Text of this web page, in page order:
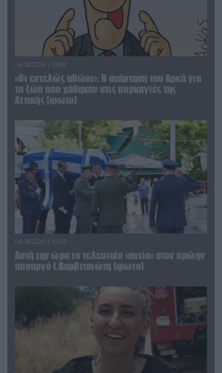
06.08.2026 | 09:03
«Οι εντελώς αθώοι»: Η ανάρτηση του Αρκά για
τα ζώα που χάθηκαν στις πυρκαγιές της
Αττικής (φωτο)
04.08.2026 | 15:02
Αυτή την ώρα το τελευταίο «αντίο» στον πρώην
υπουργό Ι.Βαρβιτσιώτη (φωτο)